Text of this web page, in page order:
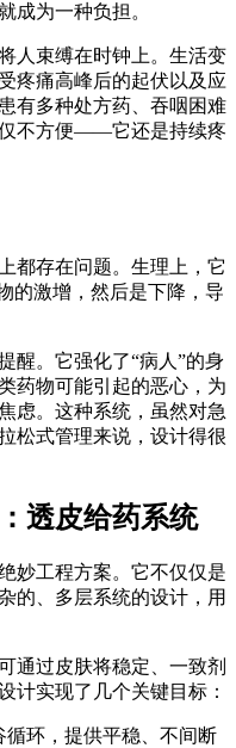
成为一种负担。
人束缚在时钟上。生活变
疼痛高峰后的起伏以及应
有多种处方药、吞咽困难
不方便——它还是持续疼
都存在问题。生理上，它
的激增，然后是下降，导
醒。它强化了“病人”的身
药物可能引起的恶心，为
虑。这种系统，虽然对急
松式管理来说，设计得很
透皮给药系统
妙工程方案。它不仅仅是
的、多层系统的设计，用
通过皮肤将稳定、一致剂
计实现了几个关键目标：
循环，提供平稳、不间断